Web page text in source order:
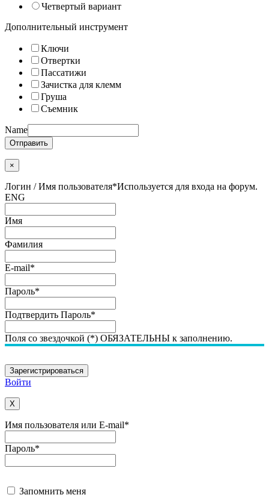
Четвертый вариант
Дополнительный инструмент
Ключи
Отвертки
Пассатижи
Зачистка для клемм
Груша
Съемник
Name
Отправить
×
Логин / Имя пользователя*Используется для входа на форум.
ENG
Имя
Фамилия
E-mail*
Пароль*
Подтвердить Пароль*
Поля со звездочкой (*) ОБЯЗАТЕЛЬНЫ к заполнению.
Войти
X
Имя пользователя или E-mail*
Пароль*
Запомнить меня